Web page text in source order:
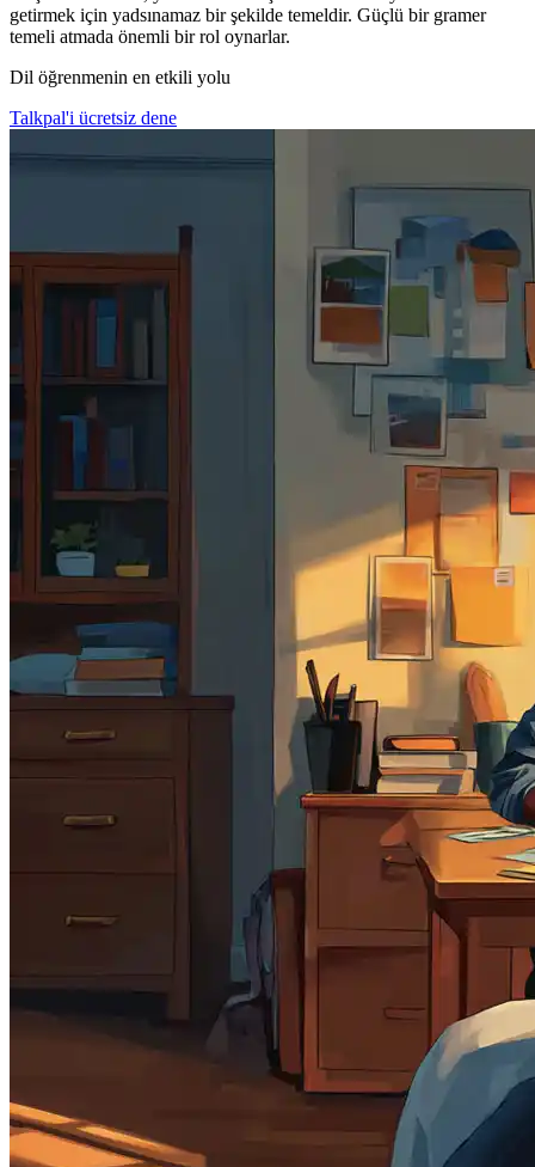
getirmek için yadsınamaz bir şekilde temeldir. Güçlü bir gramer
temeli atmada önemli bir rol oynarlar.
Dil öğrenmenin en etkili yolu
Talkpal'i ücretsiz dene